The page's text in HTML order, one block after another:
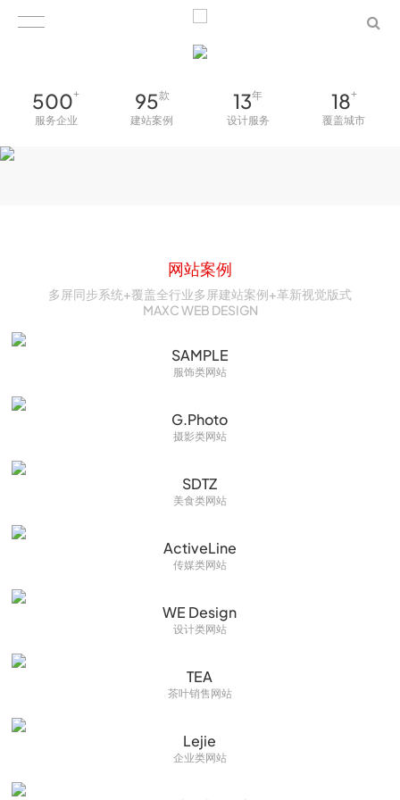
500+
服务企业
95款
建站案例
13年
设计服务
18+
覆盖城市
网站案例
多屏同步系统+覆盖全行业多屏建站案例+革新视觉版式
MAXC WEB DESIGN
SAMPLE
服饰类网站
G.Photo
摄影类网站
SDTZ
美食类网站
ActiveLine
传媒类网站
WE Design
设计类网站
TEA
茶叶销售网站
Lejie
企业类网站